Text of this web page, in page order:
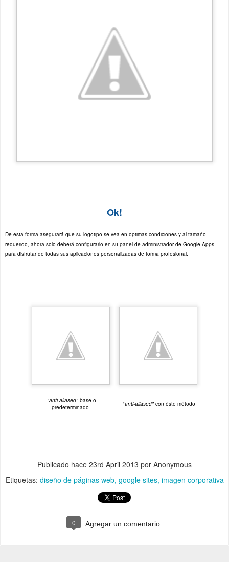
Ok!
De esta forma asegurará que su logotipo se vea en optimas condiciones y al tamaño
requerido, ahora solo deberá configurarlo en su panel de administrador de Google Apps
para disfrutar de todas sus aplicaciones personalizadas de forma profesional.
"anti-aliased" base o
predeterminado
"anti-aliased" con éste método
Publicado hace 23rd April 2013 por Anonymous
Etiquetas: diseño de páginas web google sites imagen corporativa
0 Agregar un comentario